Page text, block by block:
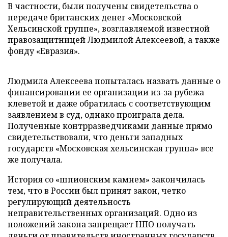
В частности, были получены свидетельства о
передаче британских денег «Московской
Хельсинской группе», возглавляемой известной
правозащитницей Людмилой Алексеевой, а также
фонду «Евразия».
Людмила Алексеева попыталась назвать данные о
финансировании ее организации из-за рубежа
клеветой и даже обратилась с соответствующим
заявлением в суд, однако проиграла дела.
Полученные контрразведчиками данные прямо
свидетельствовали, что деньги западных
государств «Московская хельсинская группа» все
же получала.
История со «шпионским камнем» закончилась
тем, что в России был принят закон, четко
регулирующий деятельность
неправительственных организаций. Одно из
положений закона запрещает НПО получать